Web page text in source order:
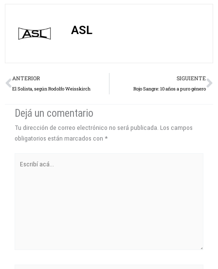
ASL
Prev
ANTERIOR
El Solista, según Rodolfo Weisskirch
SIGUIENTE
Rojo Sangre: 10 años a puro género
Dejá un comentario
Tu dirección de correo electrónico no será publicada. Los campos
obligatorios están marcados con *
acá...